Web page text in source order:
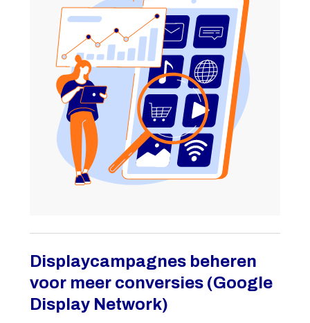
Displaycampagnes beheren
voor meer conversies (Google
Display Network)